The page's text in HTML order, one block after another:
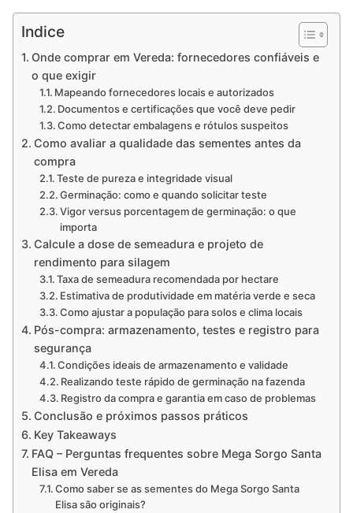
Indice
Onde comprar em Vereda: fornecedores confiáveis e
o que exigir
Mapeando fornecedores locais e autorizados
Documentos e certificações que você deve pedir
Como detectar embalagens e rótulos suspeitos
Como avaliar a qualidade das sementes antes da
compra
Teste de pureza e integridade visual
Germinação: como e quando solicitar teste
Vigor versus porcentagem de germinação: o que
importa
Calcule a dose de semeadura e projeto de
rendimento para silagem
Taxa de semeadura recomendada por hectare
Estimativa de produtividade em matéria verde e seca
Como ajustar a população para solos e clima locais
Pós-compra: armazenamento, testes e registro para
segurança
Condições ideais de armazenamento e validade
Realizando teste rápido de germinação na fazenda
Registro da compra e garantia em caso de problemas
Conclusão e próximos passos práticos
Key Takeaways
FAQ – Perguntas frequentes sobre Mega Sorgo Santa
Elisa em Vereda
Como saber se as sementes do Mega Sorgo Santa
Elisa são originais?